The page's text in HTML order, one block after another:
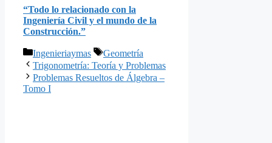
“Todo lo relacionado con la
Ingeniería Civil y el mundo de la
Construcción.”
Categorías
Ingenieriaymas Etiquetas
Geometría
Trigonometría: Teoría y Problemas
Problemas Resueltos de Álgebra –
Tomo I